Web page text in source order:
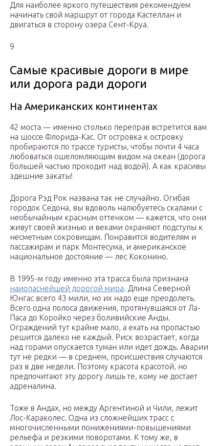
Для наиболее яркого путешествия рекомендуем
начинать свой маршрут от города Кастеллан и
двигаться в сторону озера Сент-Круа.
9
Самые красивые дороги в мире
или дорога ради дороги
На Американских континентах
42 моста — именно столько переправ встретится вам
на шоссе Флорида-Кас. От островка к островку
пробираются по трассе туристы, чтобы почти 4 часа
любоваться ошеломляющим видом на океан (дорога
большей частью проходит над водой). А как красивы
здешние закаты!
Дорога Рэд Рок названа так не случайно. Огибая
городок Седона, вы вдоволь налюбуетесь скалами с
необычайным красным оттенком — кажется, что они
живут своей жизнью и веками охраняют подступы к
несметным сокровищам. Понравится водителям и
пассажирам и парк Монтесума, и американское
национальное достояние — лес Коконино.
В 1995-м году именно эта трасса была признана
наиопаснейшей дорогой мира. Длина Северной
Юнгас всего 43 мили, но их надо еще преодолеть.
Всего одна полоса движения, протянувшаяся от Ла-
Паса до Коройко через боливийские Анды.
Ограждений тут крайне мало, а ехать на пропастью
решится далеко не каждый. Риск возрастает, когда
над горами опускается туман или идет дождь. Аварии
тут не редки — в среднем, происшествия случаются
раз в две недели. Поэтому красота красотой, но
предпочитают эту дорогу лишь те, кому не достает
адреналина.
Тоже в Андах, но между Аргентиной и Чили, лежит
Лос-Караколес. Одна из сложнейших трасс с
многочисленными понижениями-повышениями
рельефа и резкими поворотами. К тому же, в